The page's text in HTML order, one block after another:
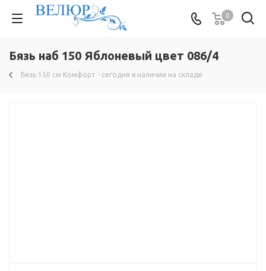
0
Бязь наб 150 Яблоневый цвет 086/4
Бязь 150 см Комфорт - сегодня в наличии на складе